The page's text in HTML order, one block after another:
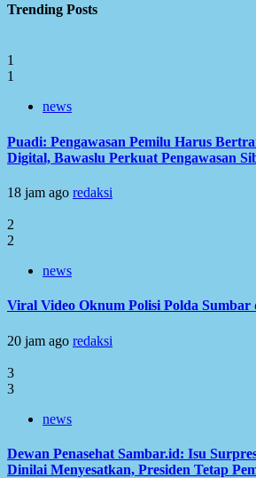
Trending Posts
1
1
news
Puadi: Pengawasan Pemilu Harus
Digital, Bawaslu Perkuat Pengawasan
18 jam ago redaksi
2
2
news
Viral Video Oknum Polisi Polda
20 jam ago redaksi
3
3
news
Dewan Penasehat Sambar.id: Isu
Dinilai Menyesatkan, Presiden Tetap